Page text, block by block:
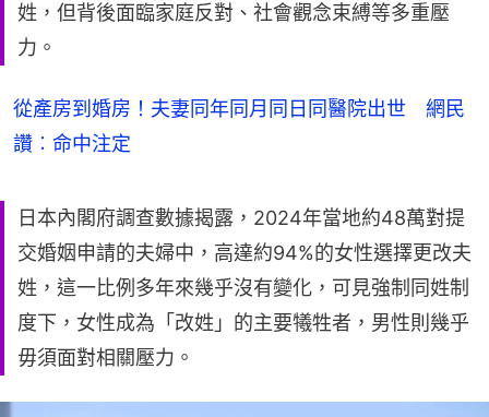
姓，但背後面臨家庭反對、社會觀念束縛等多重壓
力。
從產房到婚房！夫妻同年同月同日同醫院出世 網民
讚︰命中注定
日本內閣府調查數據揭露，2024年當地約48萬對提
交婚姻申請的夫婦中，高達約94%的女性選擇更改夫
姓，這一比例多年來幾乎沒有變化，可見強制同姓制
度下，女性成為「改姓」的主要犧牲者，男性則幾乎
毋須面對相關壓力。